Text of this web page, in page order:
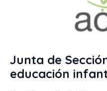
Junta de
educación